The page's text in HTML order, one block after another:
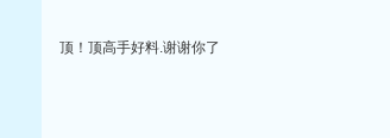
顶！顶高手好料.谢谢你了